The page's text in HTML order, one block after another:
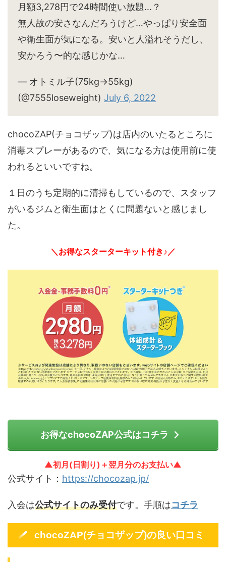
月額3,278円で24時間使い放題…？
無人故の安さなんだろうけど…やっぱり安全面
や衛生面が気になる。安いと人溢れそうだし、
安かろう〜的な感じかな…
— オトミル子(75kg→55kg)
(@7555loseweight) July 6, 2022
chocoZAP(チョコザップ)は店内のいたるところに
消毒スプレーがあるので、気になる方は使用前に使
われるといいですね。
１日のうち定期的に清掃もしているので、スタッフ
がいるジムと衛生面はとくに問題ないと感じまし
た。
＼お得なスターターキット付き♪／
お得なchocoZAP公式はコチラ
▲初月(日割り)＋翌月分のお支払い▲
公式サイト： https://chocozap.jp/
入会は公式サイトのみ受付です。手順はコチラ
chocoZAP(チョコザップ)の良い口コミ